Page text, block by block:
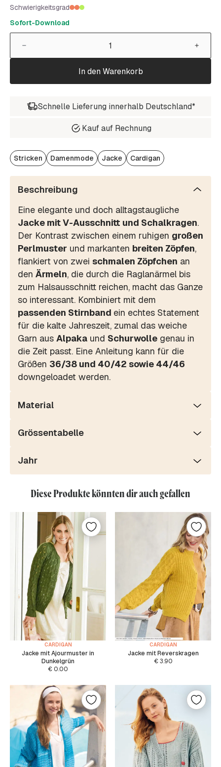
Schwierigkeitsgrad
Sofort-Download
In den Warenkorb
Schnelle Lieferung innerhalb Deutschland*
Kauf auf Rechnung
Stricken Damenmode Jacke Cardigan
Beschreibung
Eine elegante und doch alltagstaugliche
Jacke mit V-Ausschnitt und Schalkragen.
Der Kontrast zwischen einem ruhigen großen
Perlmuster und markanten breiten Zöpfen,
flankiert von zwei schmalen Zöpfchen an
den Ärmeln, die durch die Raglanärmel bis
zum Halsausschnitt reichen, macht das Ganze
so interessant. Kombiniert mit dem
passenden Stirnband ein echtes Statement
für die kalte Jahreszeit, zumal das weiche
Garn aus Alpaka und Schurwolle genau in
die Zeit passt. Eine Anleitung kann für die
Größen 36/38 und 40/42 sowie 44/46
downgeloadet werden.
Material
Grössentabelle
Jahr
Diese Produkte könnten dir auch gefallen
CARDIGAN
Jacke mit Ajourmuster in
Dunkelgrün
€ 0.00
CARDIGAN
Jacke mit Reverskragen
€3.90